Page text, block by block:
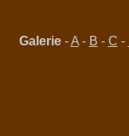
Galerie-A- B - C -